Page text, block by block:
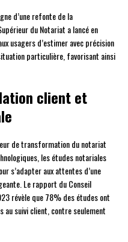
d’une refonte de la
du Notariat a lancé en
usagers d’estimer avec précision
particulière, favorisant ainsi
client et
de transformation du notariat
les études notariales
s’adapter aux attentes d’une
Le rapport du Conseil
révèle que 78% des études ont
au suivi client, contre seulement